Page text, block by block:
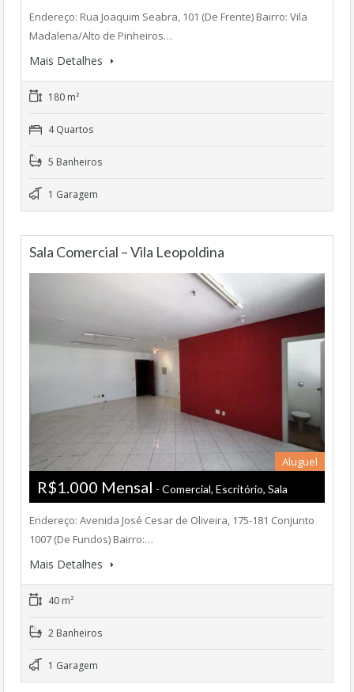
Endereço: Rua Joaquim Seabra, 101 (De Frente) Bairro: Vila
Madalena/Alto de Pinheiros…
Mais Detalhes
180 m²
4 Quartos
5 Banheiros
1 Garagem
Sala Comercial – Vila Leopoldina
Aluguel
R$1.000 Mensal - Comercial, Escritório, Sala
Endereço: Avenida José Cesar de Oliveira, 175-181 Conjunto
1007 (De Fundos) Bairro:…
Mais Detalhes
40 m²
2 Banheiros
1 Garagem